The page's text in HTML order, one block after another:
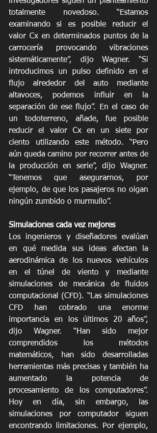
totalmente novedoso. “Estamos
examinando si es posible reducir el
valor Cx en determinados puntos de la
carrocería provocando vibraciones
sistemáticamente”, dijo Wagner. “Si
introducimos un pulso definido en el
flujo alrededor del auto mediante
altavoces, podemos influir en la
separación de ese flujo”. En el caso de
un todoterreno, añade, fue posible
reducir el valor Cx en un siete por
ciento utilizando este método. “Pero
aún queda camino por recorrer antes de
la producción en serie”, dijo Wagner.
“Tenemos que asegurarnos, por
ejemplo, de que los pasajeros no oigan
ningún zumbido o murmullo”.
Simulaciones cada vez mejores
Los ingenieros y diseñadores evalúan
en qué medida sus ideas afectan la
aerodinámica de los nuevos vehículos
en el túnel de viento y mediante
simulaciones de mecánica de fluidos
computacional (CFD). “Las simulaciones
CFD han cobrado una enorme
importancia en los últimos 20 años”,
dijo Wagner. “Han sido mejor
comprendidos los métodos
matemáticos, han sido desarrolladas
herramientas más precisas y también ha
aumentado la potencia de
procesamiento de los computadores”.
Hoy en día, sin embargo, las
simulaciones por computador siguen
encontrando limitaciones. Por ejemplo,